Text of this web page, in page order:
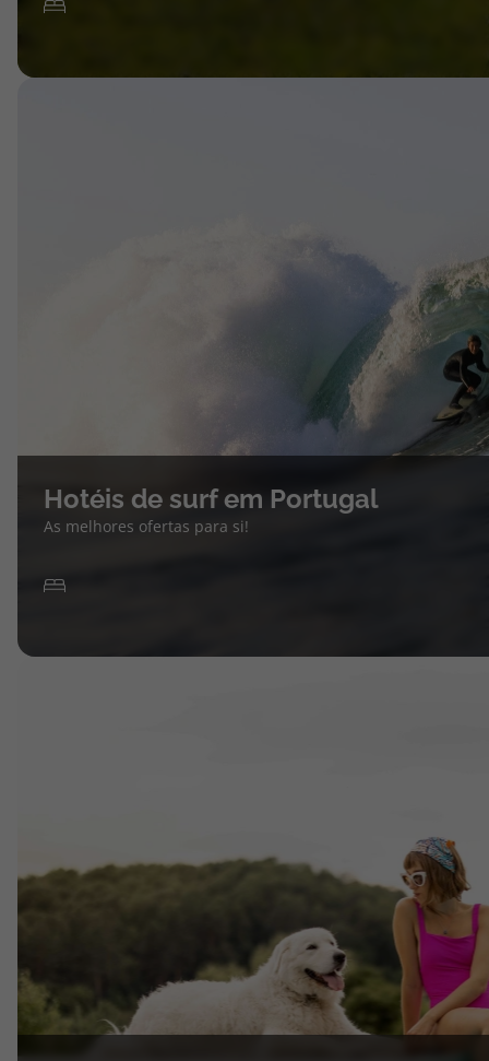
Hotéis de surf em Portugal
As melhores ofertas para si!